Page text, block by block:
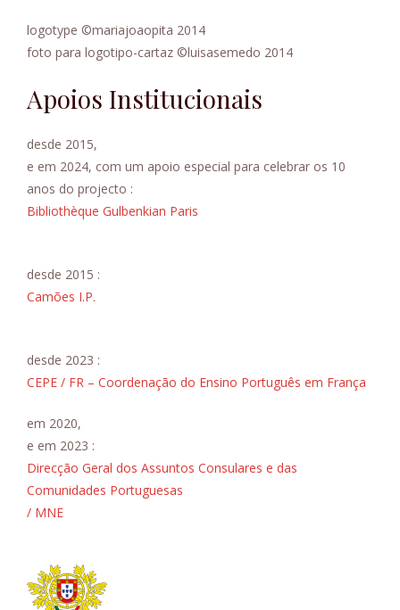
logotype ©mariajoaopita 2014
foto para logotipo-cartaz ©luisasemedo 2014
Apoios Institucionais
desde 2015,
e em 2024, com um apoio especial para celebrar os 10
anos do projecto :
Bibliothèque Gulbenkian Paris
desde 2015 :
Camões I.P.
desde 2023 :
CEPE / FR – Coordenação do Ensino Português em França
em 2020,
e em 2023 :
Direcção Geral dos Assuntos Consulares e das
Comunidades Portuguesas
/ MNE